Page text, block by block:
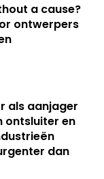
a cause?
ontwerpers
als aanjager
ontsluiter en
dan